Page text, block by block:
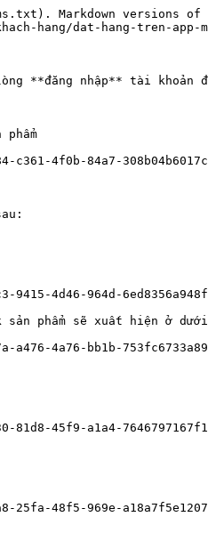
Markdown versions of
hang/dat-hang-tren-app-
**đăng nhập** tài
4f0b-84a7-
4d46-964d-
phẩm sẽ xuất hiện ở
4a76-bb1b-
45f9-a1a4-
25fa-48f5-969e-